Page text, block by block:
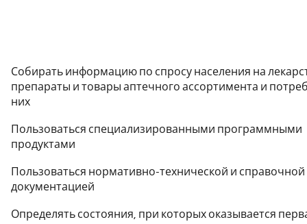
Собирать информацию по спросу населения на
препараты и товары аптечного ассортимента и
них
Пользоваться специализированными программными
продуктами
Пользоваться нормативно-технической и справочной
документацией
Определять состояния, при которых оказывается